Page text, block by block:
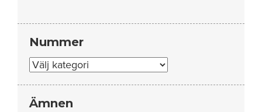
Nummer
Nummer
Ämnen